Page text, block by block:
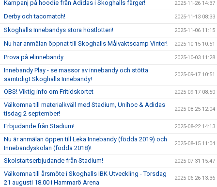
Kampanj på hoodie från Adidas i Skoghalls färger! 2025-11-26 14:37
Derby och tacomatch! 2025-11-13 08:33
Skoghalls Innebandys stora höstlotteri! 2025-11-06 11:15
Nu har anmälan öppnat till Skoghalls Målvaktscamp Vinter! 2025-10-15 10:51
Prova på elinnebandy 2025-10-03 11:28
Innebandy Play - se massor av innebandy och stötta
samtidigt Skoghalls Innebandy!
2025-09-17 10:51
OBS! Viktig info om Fritidskortet 2025-09-17 08:50
Välkomna till materialkväll med Stadium, Unihoc & Adidas
tisdag 2 september!
2025-08-25 12:04
Erbjudande från Stadium! 2025-08-22 14:13
Nu är anmälan öppen till Leka Innebandy (födda 2019) och
Innebandyskolan (födda 2018)!
2025-08-15 11:04
Skolstartserbjudande från Stadium! 2025-07-31 15:47
Välkomna till årsmöte i Skoghalls IBK Utveckling - Torsdag
21 augusti 18.00 i Hammarö Arena
2025-06-26 13:36